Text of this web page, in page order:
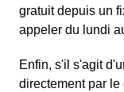
gratuit depuis un
appeler du lundi
Enfin, s'il s'agit
directement par